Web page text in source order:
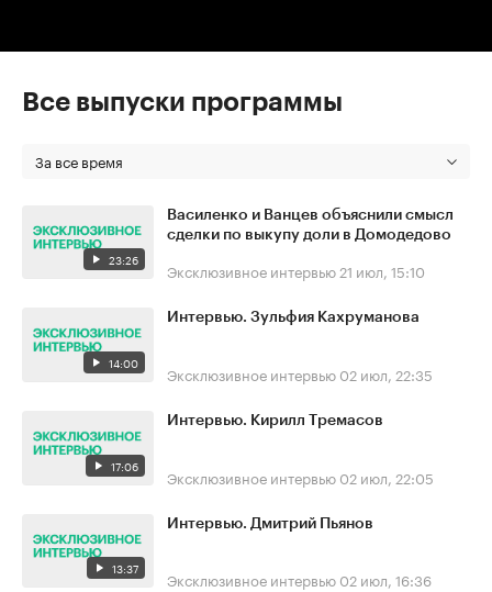
Все выпуски программы
За все время
23:26
Василенко и Ванцев объяснили смысл
сделки по выкупу доли в Домодедово
Эксклюзивное интервью 21 июл, 15:10
14:00
Интервью. Зульфия Кахруманова
Эксклюзивное интервью 02 июл, 22:35
17:06
Интервью. Кирилл Тремасов
Эксклюзивное интервью 02 июл, 22:05
13:37
Интервью. Дмитрий Пьянов
Эксклюзивное интервью 02 июл, 16:36